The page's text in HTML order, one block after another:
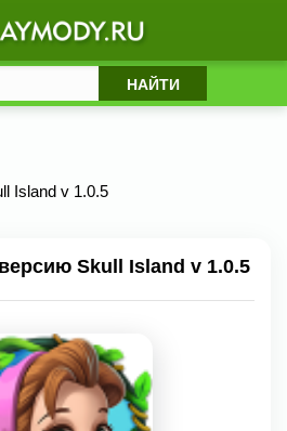
Island v 1.0.5
Skull Island v 1.0.5